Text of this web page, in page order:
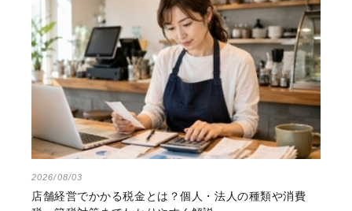
2026/08/03
店舗経営でかかる税金とは？個人・法人の種類や消費